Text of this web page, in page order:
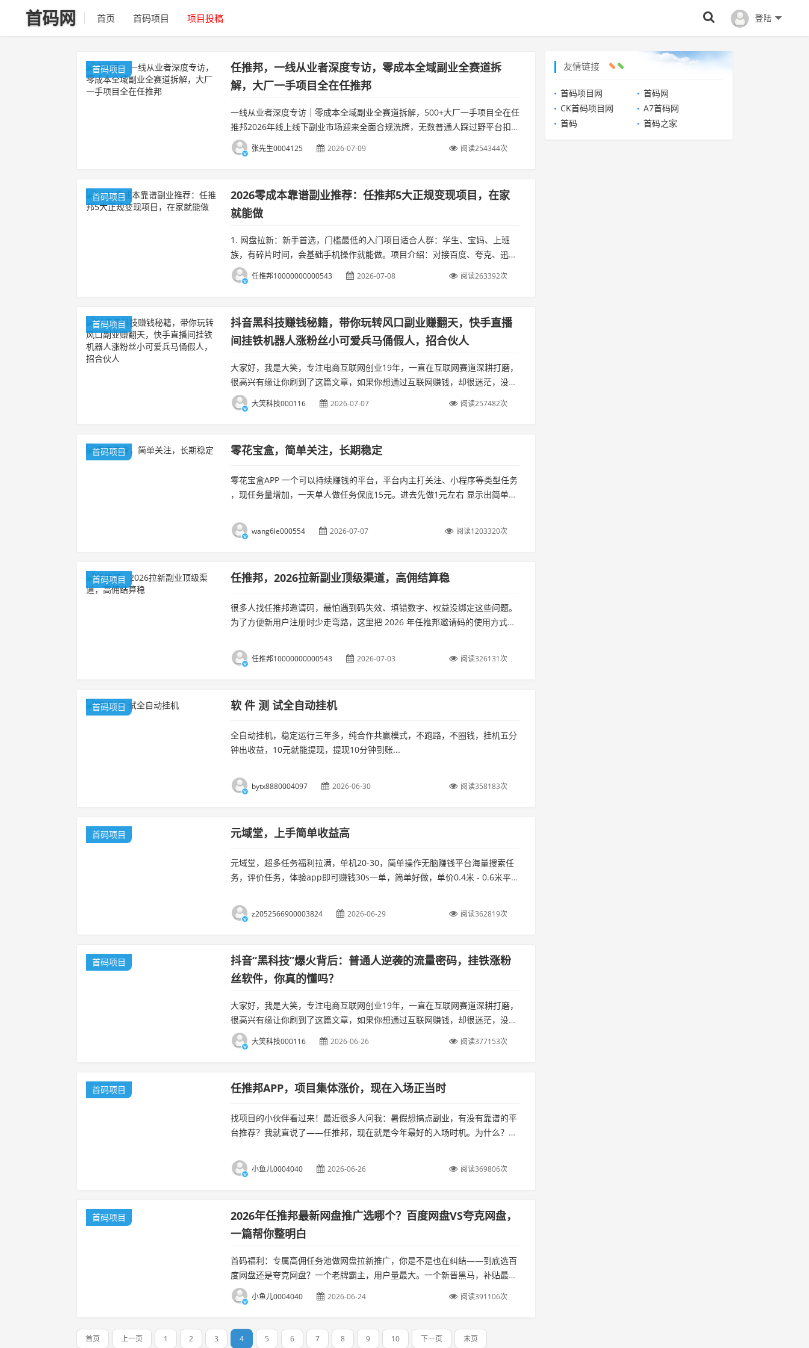
首码网 登陆
首页 首码项目 项目投稿
首码项目
任推邦，一线从业者深度专访，零成本全域副业全赛道拆
解，大厂一手项目全在任推邦
一线从业者深度专访｜零成本全域副业全赛道拆解，500+大厂一手项目全在任
推邦2026年线上线下副业市场迎来全面合规洗牌，无数普通人踩过野平台扣
量、压款、跑路、项目单一短命的大坑。我深耕全域流量分销行业一年有
余。...
张先生0004125 2026-07-09 阅读254344次
首码项目
2026零成本靠谱副业推荐：任推邦5大正规变现项目，在家
就能做
1. 网盘拉新：新手首选，门槛最低的入门项目适合人群：学生、宝妈、上班
族，有碎片时间，会基础手机操作就能做。项目介绍：对接百度、夸克、迅
雷、UC 等主流网盘的拉新需求，我们只需要整理分享影视、学习资料。...
任推邦10000000000543 2026-07-08 阅读263392次
首码项目
抖音黑科技赚钱秘籍，带你玩转风口副业赚翻天，快手直播
间挂铁机器人涨粉丝小可爱兵马俑假人，招合伙人
大家好，我是大笑，专注电商互联网创业19年，一直在互联网赛道深耕打磨，
很高兴有缘让你刷到了这篇文章，如果你想通过互联网赚钱，却很迷茫，没有
靠谱项目，不知道如何下手，那么请你关注我，我会不定时分享靠谱副业。...
大笑科技000116 2026-07-07 阅读257482次
首码项目 零花宝盒，简单关注，长期稳定
零花宝盒APP 一个可以持续赚钱的平台，平台内主打关注、小程序等类型任务
，现任务量增加，一天单人做任务保底15元。进去先做1元左右 显示出简单任
wang6le000554 2026-07-07 阅读1203320次
首码项目 任推邦，2026拉新副业顶级渠道，高佣结算稳
很多人找任推邦邀请码，最怕遇到码失效、填错数字、权益没绑定这些问题。
为了方便新用户注册时少走弯路，这里把 2026 年任推邦邀请码的使用方式、
任推邦10000000000543 2026-07-03 阅读326131次
首码项目 软 件 测 试全自动挂机
全自动挂机，稳定运行三年多，纯合作共赢模式，不跑路，不圈钱，挂机五分
钟出收益，10元就能提现，提现10分钟到账...
bytx8880004097 2026-06-30 阅读358183次
首码项目 元域堂，上手简单收益高
元域堂，超多任务福利拉满，单机20-30，简单操作无脑赚钱平台海量搜索任
务，评价任务，体验app即可赚钱30s一单，简单好做，单价0.4米 - 0.6米平台
z2052566900003824 2026-06-29 阅读362819次
首码项目
抖音“黑科技”爆火背后：普通人逆袭的流量密码，挂铁涨粉
丝软件，你真的懂吗？
大家好，我是大笑，专注电商互联网创业19年，一直在互联网赛道深耕打磨，
很高兴有缘让你刷到了这篇文章，如果你想通过互联网赚钱，却很迷茫，没有
靠谱项目，不知道如何下手，那么请你关注我，我会不定时分享靠谱副业。...
大笑科技000116 2026-06-26 阅读377153次
首码项目 任推邦APP，项目集体涨价，现在入场正当时
找项目的小伙伴看过来！最近很多人问我：暑假想搞点副业，有没有靠谱的平
台推荐？我就直说了——任推邦，现在就是今年最好的入场时机。为什么？因
高。...
小鱼儿0004040 2026-06-26 阅读369806次
首码项目
2026年任推邦最新网盘推广选哪个？百度网盘VS夸克网盘，
一篇帮你整明白
首码福利：专属高佣任务池做网盘拉新推广，你是不是也在纠结——到底选百
度网盘还是夸克网盘？一个老牌霸主，用户量最大。一个新晋黑马，补贴最
狠。选哪个才能赚到钱？别急，这篇帮你说清楚。先说结论深耕私域。...
小鱼儿0004040 2026-06-24 阅读391106次
首页 上一页 1 2 3 4 5 6 7 8 9 10 下一页 末页
友情链接
首码项目网
首码网
CK首码项目网
A7首码网
首码
首码之家